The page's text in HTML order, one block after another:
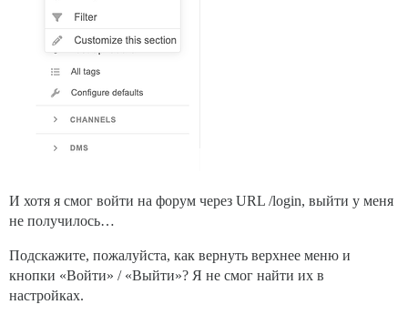
И хотя я смог войти на форум через URL /login, выйти у меня
не получилось…
Подскажите, пожалуйста, как вернуть верхнее меню и
кнопки «Войти» / «Выйти»? Я не смог найти их в
настройках.